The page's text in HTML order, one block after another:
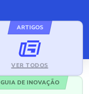
ARTIGOS
VER TODOS
GUIA DE INOVAÇÃO